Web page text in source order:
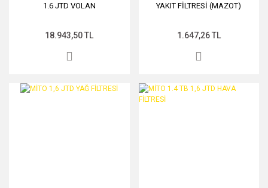
1.6 JTD VOLAN
18.943,50 TL
YAKIT FİLTRESİ (MAZOT)
1.647,26 TL